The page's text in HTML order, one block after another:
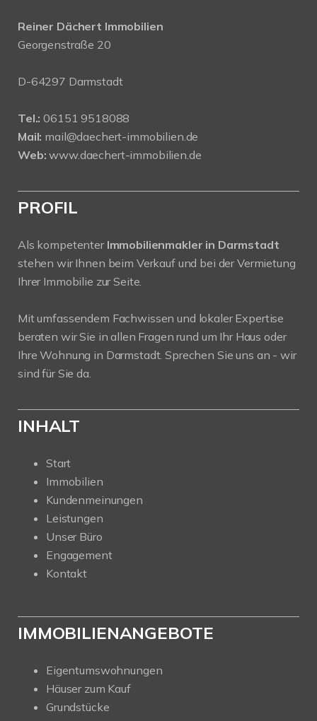
Reiner Dächert Immobilien
Georgenstraße 20
D-64297 Darmstadt
Tel.: 06151 9518088
Mail: mail@daechert-immobilien.de
Web: www.daechert-immobilien.de
PROFIL
Als kompetenter Immobilienmakler in Darmstadt
stehen wir Ihnen beim Verkauf und bei der Vermietung
Ihrer Immobilie zur Seite.
Mit umfassendem Fachwissen und lokaler Expertise
beraten wir Sie in allen Fragen rund um Ihr Haus oder
Ihre Wohnung in Darmstadt. Sprechen Sie uns an - wir
sind für Sie da.
INHALT
Start
Immobilien
Kundenmeinungen
Leistungen
Unser Büro
Engagement
Kontakt
IMMOBILIENANGEBOTE
Eigentumswohnungen
Häuser zum Kauf
Grundstücke